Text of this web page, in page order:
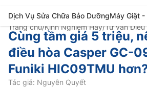
Dịch Vụ Sửa Chữa Bảo DưỡngMáy Giặt
Trang chủ/Kinh Nghiệm Hay/Tư vấn Điều
Cùng tầm giá 5 triệu,
điều hòa Casper GC-
Funiki HIC09TMU
Tác giả: Nguyễn Quyết